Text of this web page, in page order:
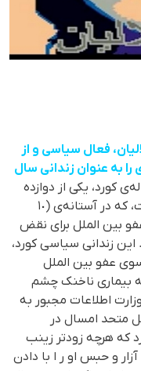
فعال سیاسی و از
به عنوان زندانی سال
زندانی ٣٤ ساله‌ی کورد، یکی از دوازده
زندانی سیاسی در سراسر جهان بوده است، که در آستانه‌ی (١٠
بین الملل برای نقض
زندانی سیاسی کورد،
سوی عفو بین الملل
بیماری ناخنک چشم
اطلاعات مجبور به
متحد امسال در
که هرچه زودتر زینب
آزار و حبس او ر ا با دادن